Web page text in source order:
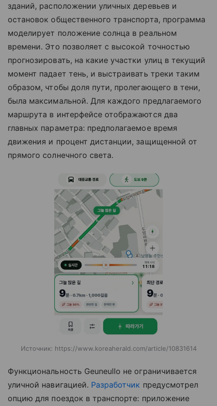
зданий, расположении уличных деревьев и
остановок общественного транспорта, программа
моделирует положение солнца в реальном
времени. Это позволяет с высокой точностью
прогнозировать, на какие участки улиц в текущий
момент падает тень, и выстраивать треки таким
образом, чтобы доля пути, пролегающего в тени,
была максимальной. Для каждого предлагаемого
маршрута в интерфейсе отображаются два
главных параметра: предполагаемое время
движения и процент дистанции, защищенной от
прямого солнечного света.
Источник: https://www.koreaherald.com/article/10831614
Функциональность Geuneullo не ограничивается
уличной навигацией. Разработчик предусмотрел
опцию для поездок в транспорте: приложение